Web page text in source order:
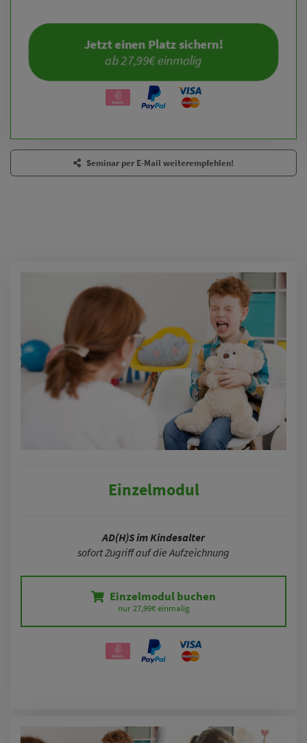
Jetzt einen Platz sichern!
ab 27,99€ einmalig
Seminar per E-Mail weiterempfehlen!
Einzelmodul
AD(H)S im Kindesalter
sofort Zugriff auf die Aufzeichnung
Einzelmodul buchen
nur 27,99€ einmalig